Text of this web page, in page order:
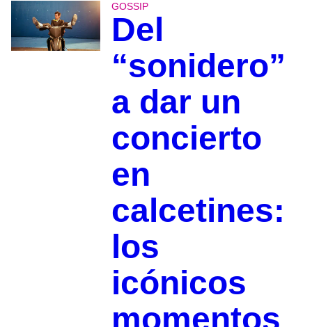
GOSSIP
Del
“sonidero”
a dar un
concierto
en
calcetines:
los
icónicos
momentos